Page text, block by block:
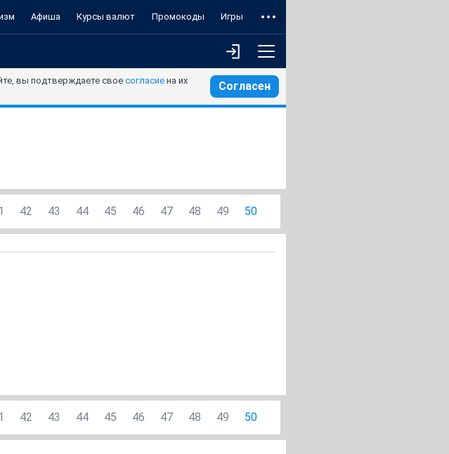
Афиша Курсы валют Промокоды Игры
вы подтверждаете свое согласие на их
Согласен
42 43 44 45 46 47 48 49 50
42 43 44 45 46 47 48 49 50